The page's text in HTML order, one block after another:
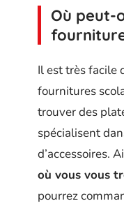
Où peut-
Il est très facile
fournitures
trouver des
spécialisent
d’accessoires.
où vous vous
pourrez